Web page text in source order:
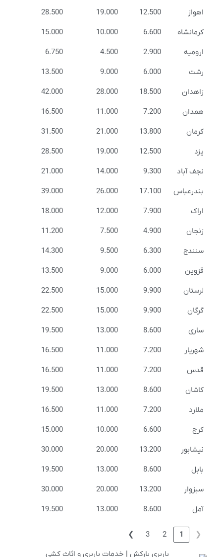
اهواز
12.500
19.000
28.500
کرمانشاه
6.600
10.000
15.000
ارومیه
2.900
4.500
6.750
رشت
6.000
9.000
13.500
زاهدان
18.500
28.000
42.000
همدان
7.200
11.000
16.500
کرمان
13.800
21.000
31.500
یزد
12.500
19.000
28.500
نجف آباد
9.300
14.000
21.000
بندرعباس
17.100
26.000
39.000
اراک
7.900
12.000
18.000
زنجان
4.900
7.500
11.200
سنندج
6.300
9.500
14.300
قزوین
6.000
9.000
13.500
لرستان
9.900
15.000
22.500
گرگان
9.900
15.000
22.500
ساری
8.600
13.000
19.500
شهریار
7.200
11.000
16.500
قدس
7.200
11.000
16.500
کاشان
8.600
13.000
19.500
ملارد
7.200
11.000
16.500
کرج
6.600
10.000
15.000
نیشابور
13.200
20.000
30.000
بابل
8.600
13.000
19.500
سبزوار
13.200
20.000
30.000
آمل
8.600
13.000
19.500
❮
1
2
3
❯